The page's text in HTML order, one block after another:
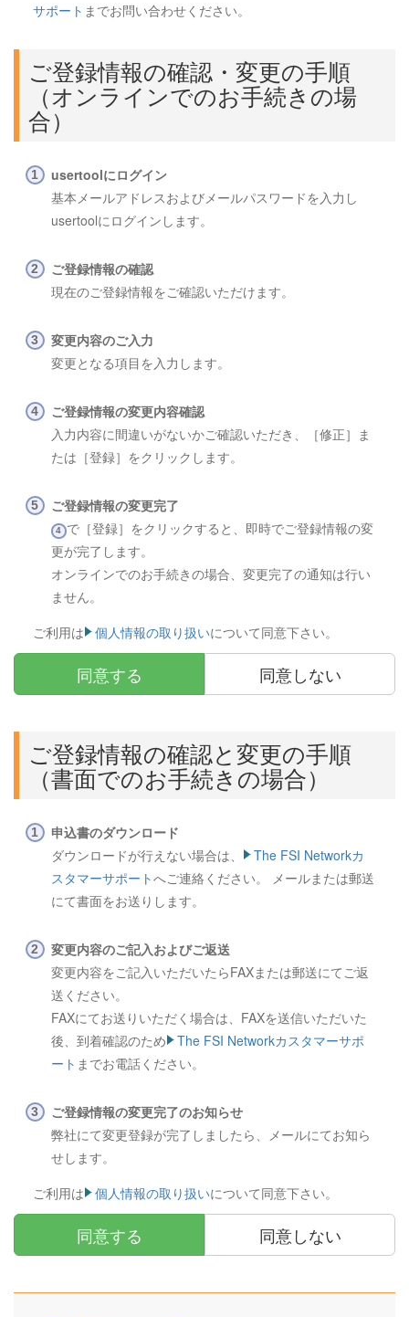
サポート までお問い合わせください。
ご登録情報の確認・変更の手順
（オンラインでのお手続きの場
合）
usertoolにログイン
基本メールアドレスおよびメールパスワードを入力し
usertoolにログインします。
ご登録情報の確認
現在のご登録情報をご確認いただけます。
変更内容のご入力
変更となる項目を入力します。
ご登録情報の変更内容確認
入力内容に間違いがないかご確認いただき、［修正］ま
たは［登録］をクリックします。
ご登録情報の変更完了
4
で［登録］をクリックすると、即時でご登録情報の変
更が完了します。
オンラインでのお手続きの場合、変更完了の通知は行い
ません。
ご利用は
個人情報の取り扱いについて同意下さい。
同意する 同意しない
ご登録情報の確認と変更の手順
（書面でのお手続きの場合）
申込書のダウンロード
ダウンロードが行えない場合は、
The FSI Networkカ
スタマーサポートへご連絡ください。 メールまたは郵送
にて書面をお送りします。
変更内容のご記入およびご返送
変更内容をご記入いただいたらFAXまたは郵送にてご返
送ください。
FAXにてお送りいただく場合は、FAXを送信いただいた
後、到着確認のため
The FSI Networkカスタマーサポ
ート までお電話ください。
ご登録情報の変更完了のお知らせ
弊社にて変更登録が完了しましたら、メールにてお知ら
せします。
ご利用は
個人情報の取り扱いについて同意下さい。
同意する 同意しない